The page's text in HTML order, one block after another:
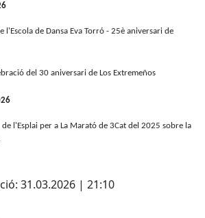
l'Escola de Dansa Eva Torró - 25è aniversari de
del 30 aniversari de Los Extremeños
de l'Esplai per a La Marató de 3Cat del 2025 sobre la
31.03.2026 | 21:10